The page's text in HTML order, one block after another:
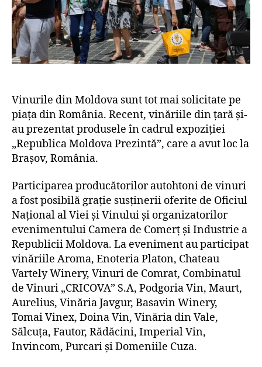
Vinurile din Moldova sunt tot mai solicitate pe
piața din România. Recent, vinăriile din țară și-
au prezentat produsele în cadrul expoziției
„Republica Moldova Prezintă”, care a avut loc la
Brașov, România.
Participarea producătorilor autohtoni de vinuri
a fost posibilă grație susținerii oferite de Oficiul
Național al Viei și Vinului și organizatorilor
evenimentului Camera de Comerț și Industrie a
Republicii Moldova. La eveniment au participat
vinăriile Aroma, Enoteria Platon, Chateau
Vartely Winery, Vinuri de Comrat, Combinatul
de Vinuri „CRICOVA” S.A, Podgoria Vin, Maurt,
Aurelius, Vinăria Javgur, Basavin Winery,
Tomai Vinex, Doina Vin, Vinăria din Vale,
Sălcuța, Fautor, Rădăcini, Imperial Vin,
Invincom, Purcari și Domeniile Cuza.